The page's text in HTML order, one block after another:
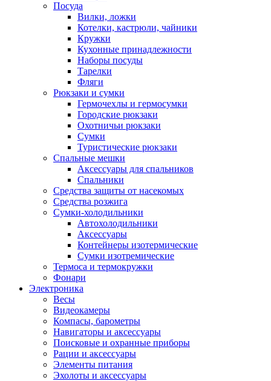
Посуда
Вилки, ложки
Котелки, кастрюли, чайники
Кружки
Кухонные принадлежности
Наборы посуды
Тарелки
Фляги
Рюкзаки и сумки
Гермочехлы и гермосумки
Городские рюкзаки
Охотничьи рюкзаки
Сумки
Туристические рюкзаки
Спальные мешки
Аксессуары для спальников
Спальники
Средства защиты от насекомых
Средства розжига
Сумки-холодильники
Автохолодильники
Аксессуары
Контейнеры изотермические
Сумки изотремические
Термоса и термокружки
Фонари
Электроника
Весы
Видеокамеры
Компасы, барометры
Навигаторы и аксессуары
Поисковые и охранные приборы
Рации и аксессуары
Элементы питания
Эхолоты и аксессуары